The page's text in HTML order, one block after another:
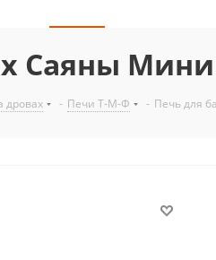
Саяны
дровах - Печи Т-М-Ф - Печь для